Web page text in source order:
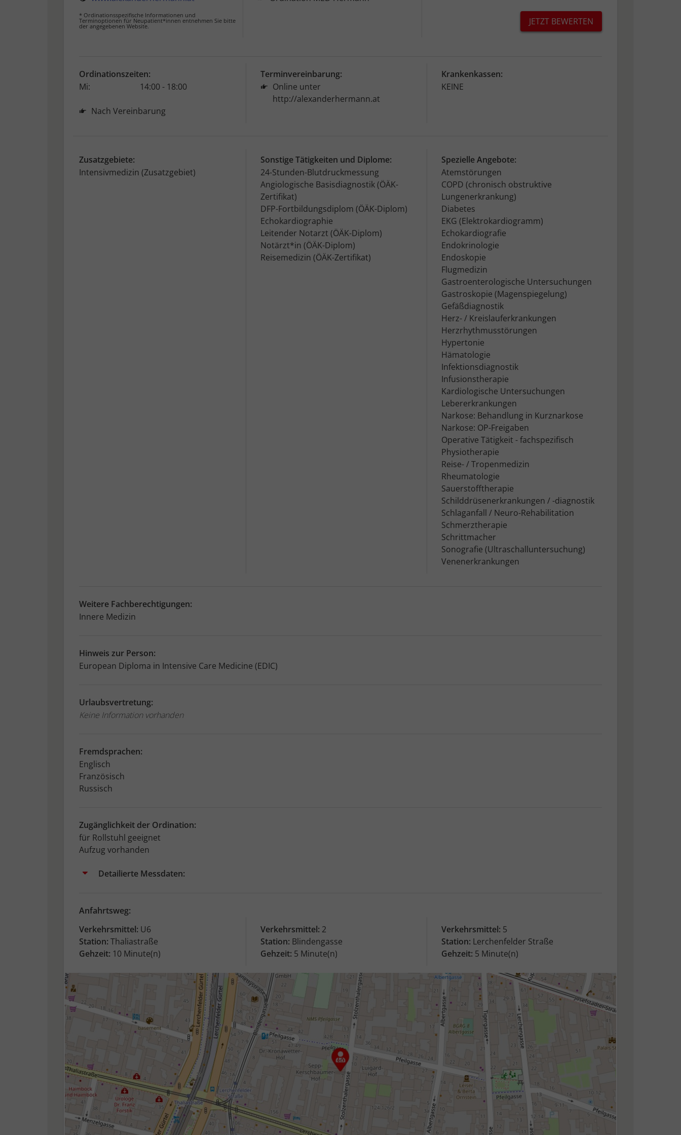
* Ordinationsspezifische Informationen und
Terminoptionen für Neupatient*innen entnehmen Sie bitte
der angegebenen Website. JETZT BEWERTEN
Ordinationszeiten:
Mi:
14:00 - 18:00
Nach Vereinbarung
Terminvereinbarung:
Online unter
http://alexanderhermann.at
Krankenkassen:
KEINE
Zusatzgebiete:
Intensivmedizin (Zusatzgebiet)
Sonstige Tätigkeiten und Diplome:
24-Stunden-Blutdruckmessung
Angiologische Basisdiagnostik (ÖÄK-
Zertifikat)
DFP-Fortbildungsdiplom (ÖÄK-Diplom)
Echokardiographie
Leitender Notarzt (ÖÄK-Diplom)
Notärzt*in (ÖÄK-Diplom)
Reisemedizin (ÖÄK-Zertifikat)
Spezielle Angebote:
Atemstörungen
COPD (chronisch obstruktive
Lungenerkrankung)
Diabetes
EKG (Elektrokardiogramm)
Echokardiografie
Endokrinologie
Endoskopie
Flugmedizin
Gastroenterologische Untersuchungen
Gastroskopie (Magenspiegelung)
Gefäßdiagnostik
Herz- / Kreislauferkrankungen
Herzrhythmusstörungen
Hypertonie
Hämatologie
Infektionsdiagnostik
Infusionstherapie
Kardiologische Untersuchungen
Lebererkrankungen
Narkose: Behandlung in Kurznarkose
Narkose: OP-Freigaben
Operative Tätigkeit - fachspezifisch
Physiotherapie
Reise- / Tropenmedizin
Rheumatologie
Sauerstofftherapie
Schilddrüsenerkrankungen / -diagnostik
Schlaganfall / Neuro-Rehabilitation
Schmerztherapie
Schrittmacher
Sonografie (Ultraschalluntersuchung)
Venenerkrankungen
Weitere Fachberechtigungen:
Innere Medizin
Hinweis zur Person:
European Diploma in Intensive Care Medicine (EDIC)
Urlaubsvertretung:
Keine Information vorhanden
Fremdsprachen:
Englisch
Französisch
Russisch
Zugänglichkeit der Ordination:
für Rollstuhl geeignet
Aufzug vorhanden
Detailierte Messdaten:
Anfahrtsweg:
Verkehrsmittel: U6
Station: Thaliastraße
Gehzeit: 10 Minute(n)
Verkehrsmittel: 2
Station: Blindengasse
Gehzeit: 5 Minute(n)
Verkehrsmittel: 5
Station: Lerchenfelder Straße
Gehzeit: 5 Minute(n)